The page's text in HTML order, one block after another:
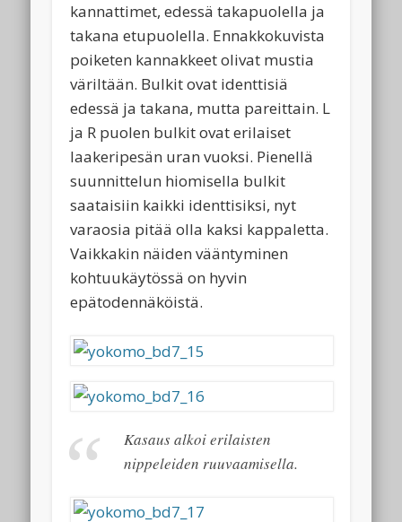
kannattimet, edessä takapuolella ja
takana etupuolella. Ennakkokuvista
poiketen kannakkeet olivat mustia
väriltään. Bulkit ovat identtisiä
edessä ja takana, mutta pareittain. L
ja R puolen bulkit ovat erilaiset
laakeripesän uran vuoksi. Pienellä
suunnittelun hiomisella bulkit
saataisiin kaikki identtisiksi, nyt
varaosia pitää olla kaksi kappaletta.
Vaikkakin näiden vääntyminen
kohtuukäytössä on hyvin
epätodennäköistä.
Kasaus alkoi erilaisten
nippeleiden ruuvaamisella.